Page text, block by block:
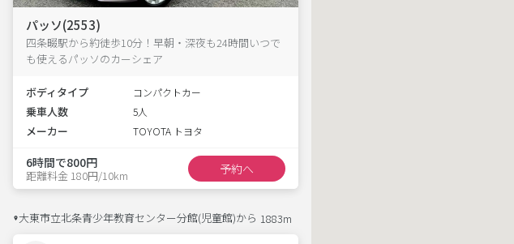
パッソ(2553)
四条畷駅から約徒歩10分！早朝・深夜も24時間いつで
も使えるパッソのカーシェア
ボディタイプ コンパクトカー
乗車人数 5人
メーカー TOYOTA トヨタ
6時間で800円
距離料金 180円/10km 予約へ
大東市立北条青少年教育センター分館(児童館)から 1883m